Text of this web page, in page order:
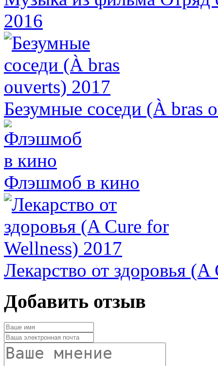
2016
Безумные соседи (À bras
Флэшмоб в кино
Лекарство от здоровья
Добавить отзыв